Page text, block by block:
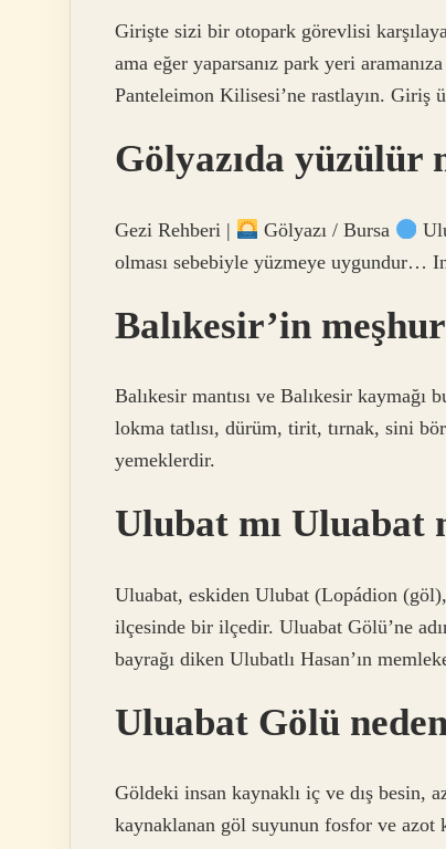
Girişte sizi bir otopark görevlisi
ama eğer yaparsanız park yeri
Panteleimon Kilisesi’ne rastlayın. Giriş
Gölyazıda yüzülür
Gezi Rehberi | Gölyazı / Bursa
olması sebebiyle yüzmeye uygundur…
Balıkesir’in
Balıkesir mantısı ve Balıkesir kaymağı
lokma tatlısı, dürüm, tirit, tırnak, sini
yemeklerdir.
Ulubat mı Uluabat
Uluabat, eskiden Ulubat (Lopádion
ilçesinde bir ilçedir. Uluabat Gölü’ne
bayrağı diken Ulubatlı Hasan’ın
Uluabat Gölü
Göldeki insan kaynaklı iç ve dış besin,
kaynaklanan göl suyunun fosfor ve azot